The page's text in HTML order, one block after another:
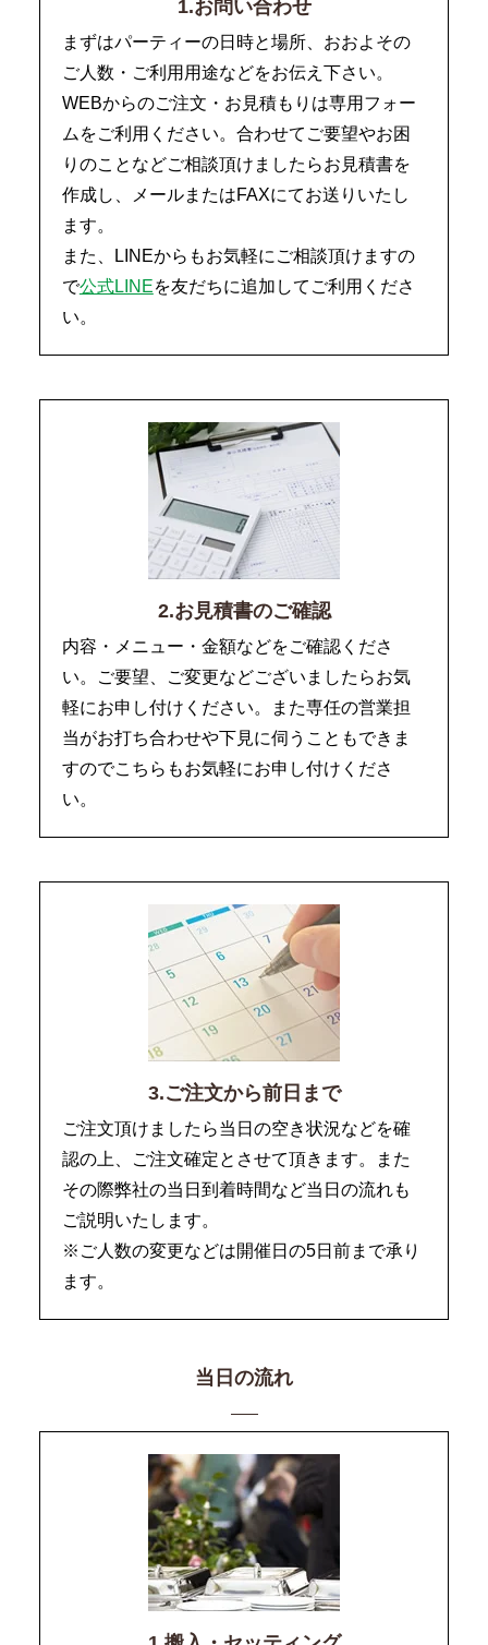
1.お問い合わせ
まずはパーティーの日時と場所、おおよその
ご人数・ご利用用途などをお伝え下さい。
WEBからのご注文・お見積もりは専用フォー
ムをご利用ください。合わせてご要望やお困
りのことなどご相談頂けましたらお見積書を
作成し、メールまたはFAXにてお送りいたし
ます。
また、LINEからもお気軽にご相談頂けますの
で公式LINEを友だちに追加してご利用くださ
い。
2.お見積書のご確認
内容・メニュー・金額などをご確認くださ
い。ご要望、ご変更などございましたらお気
軽にお申し付けください。また専任の営業担
当がお打ち合わせや下見に伺うこともできま
すのでこちらもお気軽にお申し付けくださ
い。
3.ご注文から前日まで
ご注文頂けましたら当日の空き状況などを確
認の上、ご注文確定とさせて頂きます。また
その際弊社の当日到着時間など当日の流れも
ご説明いたします。
※ご人数の変更などは開催日の5日前まで承り
ます。
当日の流れ